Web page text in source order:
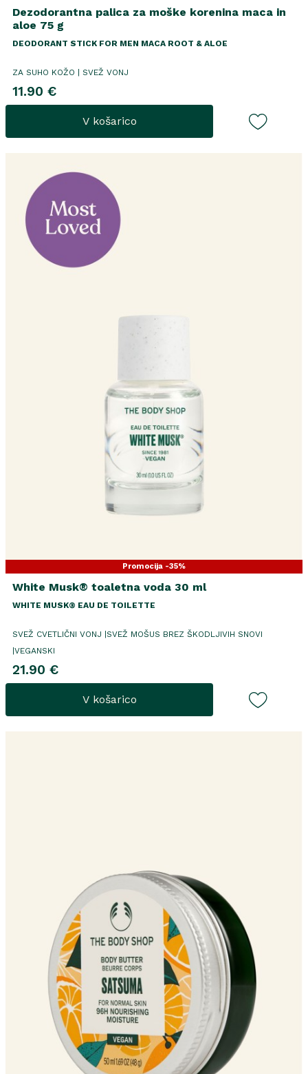
Dezodorantna palica za moške korenina maca in
aloe 75 g
DEODORANT STICK FOR MEN MACA ROOT & ALOE
ZA SUHO KOŽO | SVEŽ VONJ
11.90 €
V košarico
Promocija -35%
White Musk® toaletna voda 30 ml
WHITE MUSK® EAU DE TOILETTE
SVEŽ CVETLIČNI VONJ |SVEŽ MOŠUS BREZ ŠKODLJIVIH SNOVI
|VEGANSKI
21.90 €
V košarico